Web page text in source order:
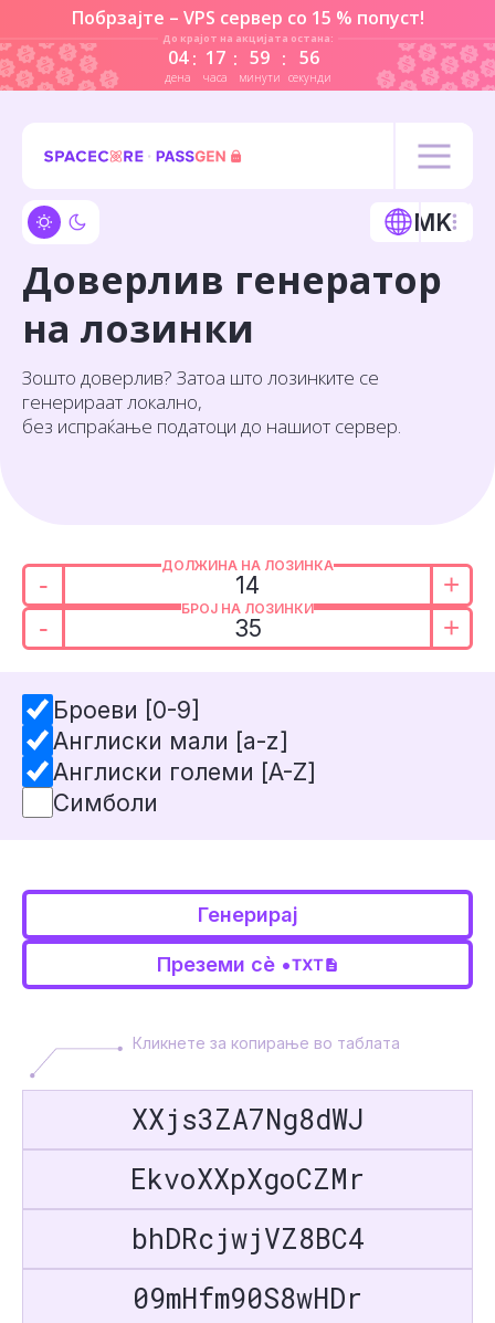
Побрзајте – VPS сервер со 15 % попуст!
До крајот на акцијата остана:
04
дена
: 17
часа
: 59
минути
: 56
секунди
MK
Доверлив генератор
на лозинки
Зошто доверлив? Затоа што лозинките се
генерираат локално,
без испраќање податоци до нашиот сервер.
ДОЛЖИНА НА ЛОЗИНКА
- +
БРОЈ НА ЛОЗИНКИ
- +
Броеви [0-9]
Англиски мали [a-z]
Англиски големи [A-Z]
Симболи
Генерирај
Преземи сѐ •
Кликнете за копирање во таблата
XXjs3ZA7Ng8dWJ
EkvoXXpXgoCZMr
bhDRcjwjVZ8BC4
09mHfm90S8wHDr